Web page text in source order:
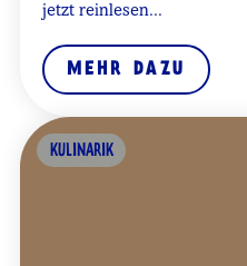
jetzt reinlesen...
MEHR DAZU
KULINARIK